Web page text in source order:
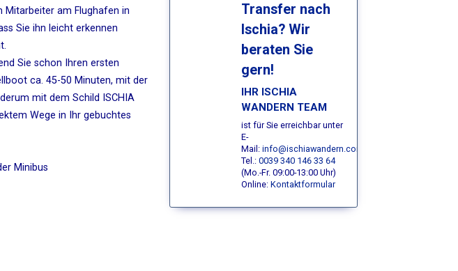
Mitarbeiter am Flughafen in
Sie ihn leicht erkennen
Sie schon Ihren ersten
ca. 45-50 Minuten, mit der
mit dem Schild ISCHIA
Wege in Ihr gebuchtes
Minibus
Transfer nach
Ischia? Wir
beraten Sie
gern!
IHR ISCHIA
WANDERN TEAM
ist für Sie erreichbar unter
E-
Mail: info@ischiawandern.com
Tel.: 0039 340 146 33 64
(Mo.-Fr. 09:00-13:00 Uhr)
Online: Kontaktformular